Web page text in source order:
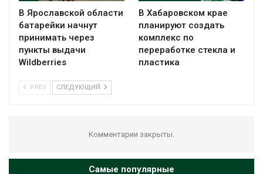
В Ярославской области
батарейки начнут
принимать через
пункты выдачи
Wildberries
В Хабаровском крае
планируют создать
комплекс по
переработке стекла и
пластика
PREV СЛЕДУЮЩИЙ
Комментарии закрыты.
Самые популярные